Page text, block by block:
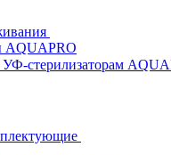
AQUAPRO
стерилизаторам